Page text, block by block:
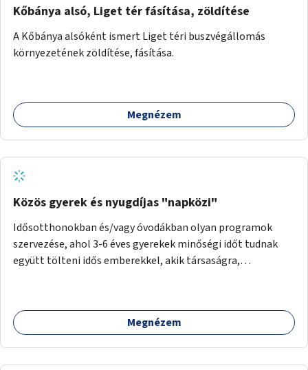
Kőbánya alsó, Liget tér fásítása, zöldítése
A Kőbánya alsóként ismert Liget téri buszvégállomás
környezetének zöldítése, fásítása.
Megnézem
Közös gyerek és nyugdíjas "napközi"
Idősotthonokban és/vagy óvodákban olyan programok
szervezése, ahol 3-6 éves gyerekek minőségi időt tudnak
együtt tölteni idős emberekkel, akik társaságra,
Megnézem